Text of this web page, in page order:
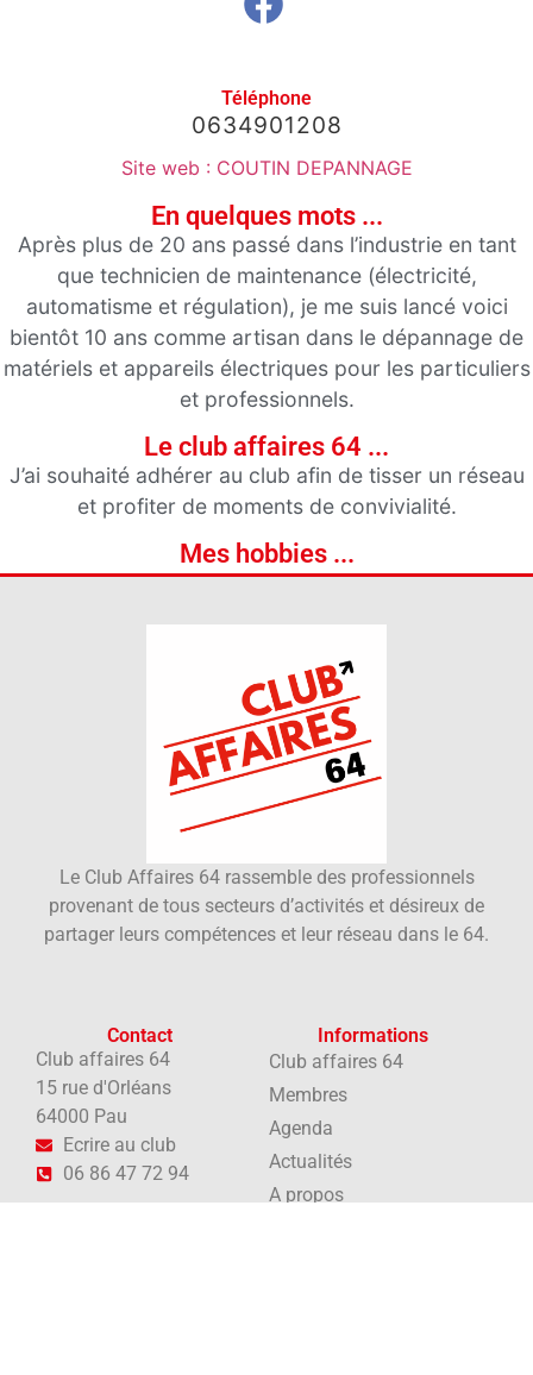
Téléphone
0634901208
Site web : COUTIN DEPANNAGE
En quelques mots ...
Après plus de 20 ans passé dans l’industrie en tant
que technicien de maintenance (électricité,
automatisme et régulation), je me suis lancé voici
bientôt 10 ans comme artisan dans le dépannage de
matériels et appareils électriques pour les particuliers
et professionnels.
Le club affaires 64 ...
J’ai souhaité adhérer au club afin de tisser un réseau
et profiter de moments de convivialité.
Mes hobbies ...
Le Club Affaires 64 rassemble des professionnels
provenant de tous secteurs d’activités et désireux de
partager leurs compétences et leur réseau dans le 64.
Contact
Club affaires 64
15 rue d'Orléans
64000 Pau
Ecrire au club
06 86 47 72 94
Informations
Club affaires 64
Membres
Agenda
Actualités
A propos